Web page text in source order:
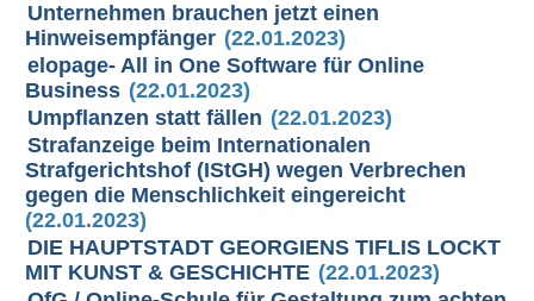
Unternehmen brauchen jetzt einen
Hinweisempfänger (22.01.2023)
elopage- All in One Software für Online
Business (22.01.2023)
Umpflanzen statt fällen (22.01.2023)
Strafanzeige beim Internationalen
Strafgerichtshof (IStGH) wegen Verbrechen
gegen die Menschlichkeit eingereicht
(22.01.2023)
DIE HAUPTSTADT GEORGIENS TIFLIS LOCKT
MIT KUNST & GESCHICHTE (22.01.2023)